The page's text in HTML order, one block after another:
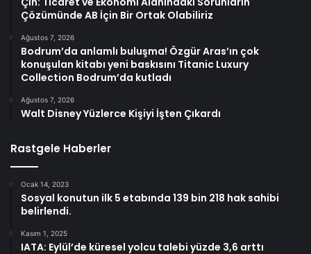
Çözümünde AB İçin Bir Ortak Olabiliriz
Ağustos 7, 2026
Bodrum’da anlamlı buluşma! Özgür Aras’ın çok
konuşulan kitabı yeni baskısını Titanic Luxury
Collection Bodrum’da kutladı
Ağustos 7, 2026
Walt Disney Yüzlerce Kişiyi İşten Çıkardı
Rastgele Haberler
Ocak 14, 2023
Sosyal konutun ilk 5 etabında 139 bin 218 hak sahibi
belirlendi.
Kasım 1, 2025
IATA: Eylül’de küresel yolcu talebi yüzde 3,6 arttı